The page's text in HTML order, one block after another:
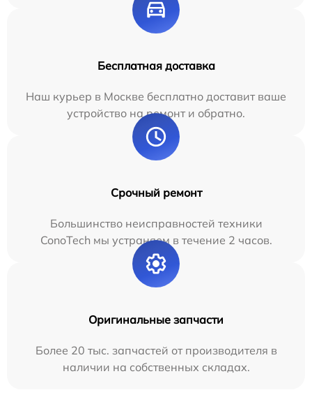
Бесплатная доставка
Наш курьер в Москве бесплатно доставит ваше
устройство на ремонт и обратно.
Срочный ремонт
Большинство неисправностей техники
ConoTech мы устраняем в течение 2 часов.
Оригинальные запчасти
Более 20 тыс. запчастей от производителя в
наличии на собственных складах.